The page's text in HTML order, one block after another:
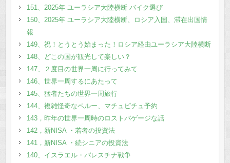
151、2025年 ユーラシア大陸横断 バイク選び
150、2025年 ユーラシア大陸横断、ロシア入国、滞在出国情
報
149、祝！とうとう始まった！ロシア経由ユーラシア大陸横断
148、どこの国が観光して楽しい？
147、２度目の世界一周に行ってみて
146、世界一周するにあたって
145、猛者たちの世界一周旅行
144、複雑怪奇なペルー、マチュピチュ予約
143，昨年の世界一周時のロストバゲージな話
142，新NISA ・若者の投資法
141，新NISA ・続シニアの投資法
140、イスラエル・パレスチナ戦争